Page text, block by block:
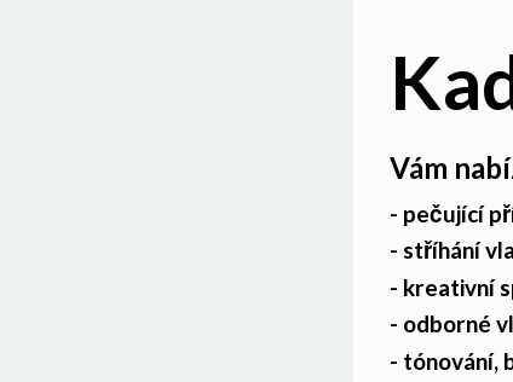
Vám
- pečující
- stříhání
- kreativní
- odborné
- tónování,